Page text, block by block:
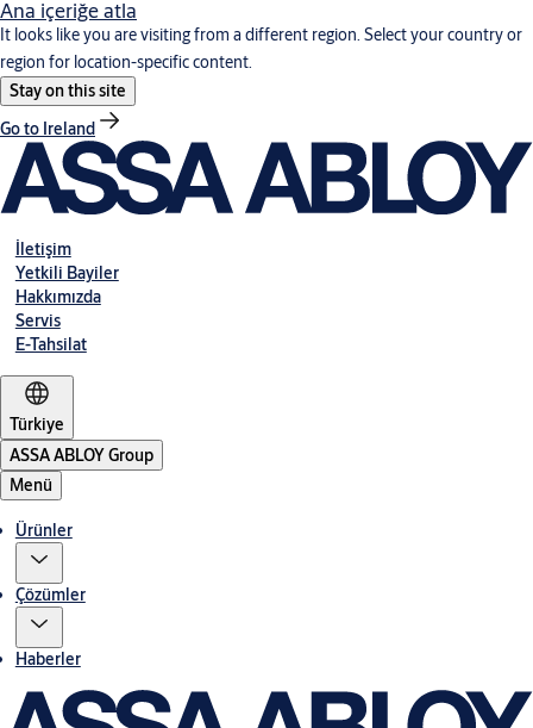
Ana içeriğe atla
It looks like you are visiting from a different region. Select your country or
region for location-specific content.
Stay on this site
Go to Ireland
İletişim
Yetkili Bayiler
Hakkımızda
Servis
E-Tahsilat
Türkiye
ASSA ABLOY Group
Menü
Ürünler
Çözümler
Haberler